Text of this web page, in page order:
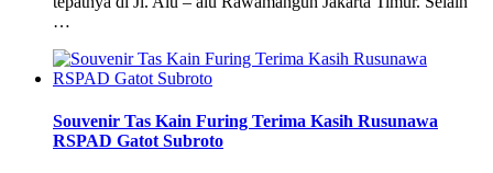
…
Souvenir Tas Kain Furing Terima Kasih Rusunawa
RSPAD Gatot Subroto